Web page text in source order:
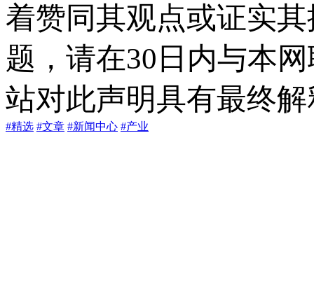
着赞同其观点或证实
题，请在30日内与本
站对此声明具有最终
#精选 #文章 #新闻中心 #产业